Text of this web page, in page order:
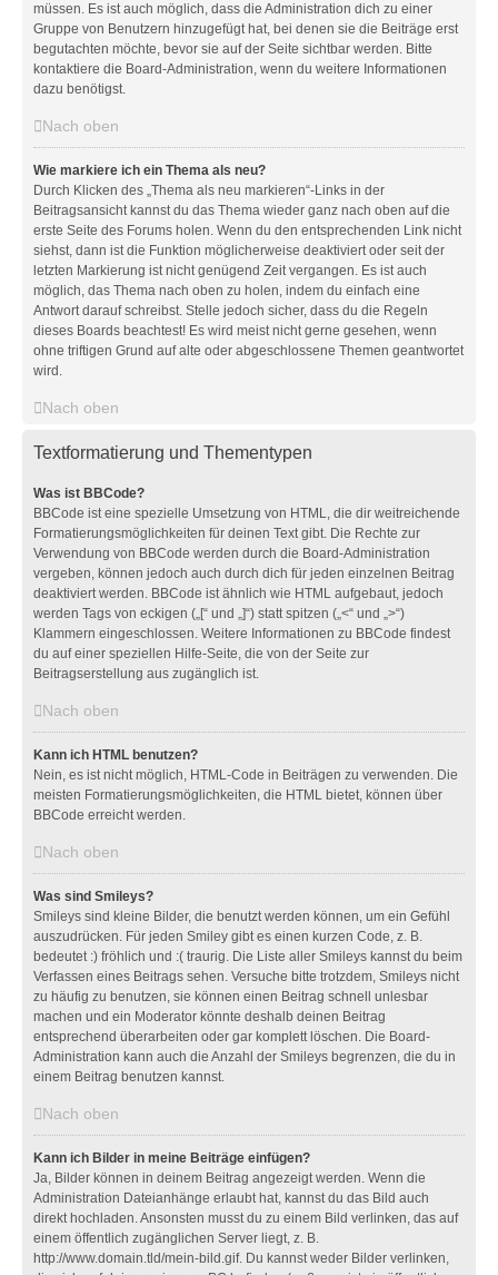
müssen. Es ist auch möglich, dass die Administration dich zu einer
Gruppe von Benutzern hinzugefügt hat, bei denen sie die Beiträge erst
begutachten möchte, bevor sie auf der Seite sichtbar werden. Bitte
kontaktiere die Board-Administration, wenn du weitere Informationen
dazu benötigst.
Nach oben
Wie markiere ich ein Thema als neu?
Durch Klicken des „Thema als neu markieren“-Links in der
Beitragsansicht kannst du das Thema wieder ganz nach oben auf die
erste Seite des Forums holen. Wenn du den entsprechenden Link nicht
siehst, dann ist die Funktion möglicherweise deaktiviert oder seit der
letzten Markierung ist nicht genügend Zeit vergangen. Es ist auch
möglich, das Thema nach oben zu holen, indem du einfach eine
Antwort darauf schreibst. Stelle jedoch sicher, dass du die Regeln
dieses Boards beachtest! Es wird meist nicht gerne gesehen, wenn
ohne triftigen Grund auf alte oder abgeschlossene Themen geantwortet
wird.
Nach oben
Textformatierung und Thementypen
Was ist BBCode?
BBCode ist eine spezielle Umsetzung von HTML, die dir weitreichende
Formatierungsmöglichkeiten für deinen Text gibt. Die Rechte zur
Verwendung von BBCode werden durch die Board-Administration
vergeben, können jedoch auch durch dich für jeden einzelnen Beitrag
deaktiviert werden. BBCode ist ähnlich wie HTML aufgebaut, jedoch
werden Tags von eckigen („[“ und „]“) statt spitzen („<“ und „>“)
Klammern eingeschlossen. Weitere Informationen zu BBCode findest
du auf einer speziellen Hilfe-Seite, die von der Seite zur
Beitragserstellung aus zugänglich ist.
Nach oben
Kann ich HTML benutzen?
Nein, es ist nicht möglich, HTML-Code in Beiträgen zu verwenden. Die
meisten Formatierungsmöglichkeiten, die HTML bietet, können über
BBCode erreicht werden.
Nach oben
Was sind Smileys?
Smileys sind kleine Bilder, die benutzt werden können, um ein Gefühl
auszudrücken. Für jeden Smiley gibt es einen kurzen Code, z. B.
bedeutet :) fröhlich und :( traurig. Die Liste aller Smileys kannst du beim
Verfassen eines Beitrags sehen. Versuche bitte trotzdem, Smileys nicht
zu häufig zu benutzen, sie können einen Beitrag schnell unlesbar
machen und ein Moderator könnte deshalb deinen Beitrag
entsprechend überarbeiten oder gar komplett löschen. Die Board-
Administration kann auch die Anzahl der Smileys begrenzen, die du in
einem Beitrag benutzen kannst.
Nach oben
Kann ich Bilder in meine Beiträge einfügen?
Ja, Bilder können in deinem Beitrag angezeigt werden. Wenn die
Administration Dateianhänge erlaubt hat, kannst du das Bild auch
direkt hochladen. Ansonsten musst du zu einem Bild verlinken, das auf
einem öffentlich zugänglichen Server liegt, z. B.
http://www.domain.tld/mein-bild.gif. Du kannst weder Bilder verlinken,